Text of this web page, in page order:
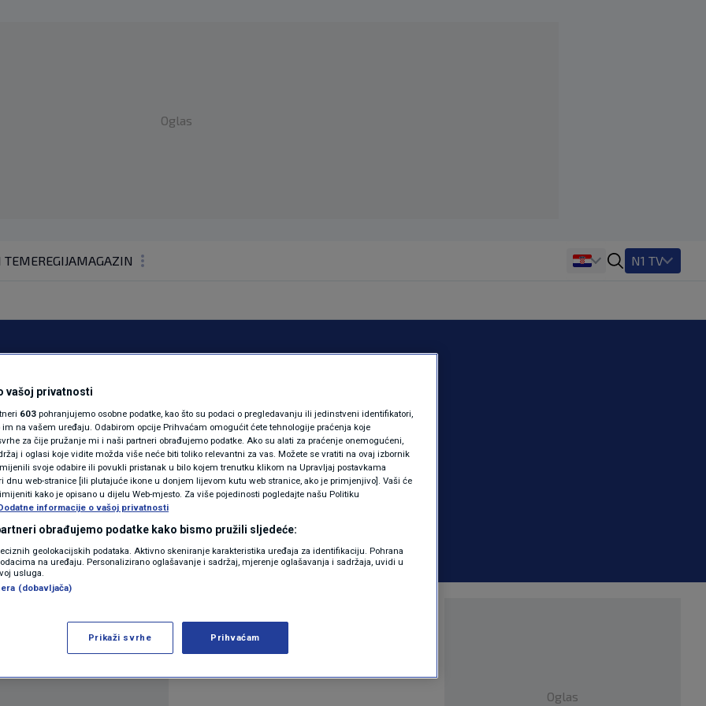
Oglas
TEMEREGIJAMAGAZIN
KOLUMNE
N1(DIS)INFO
FOTO
VIDEO
N1 TV
je Trump, on
oružjem
35 komentara
sudjeluje i hrvatski predsjednik Zoran Milanović, a iz
Oglas
vašoj privatnosti
603 pohranjujemo osobne podatke, kao što su podaci o pregledavanju ili jedinstveni identifikatori,
na vašem uređaju. Odabirom opcije Prihvaćam omogućit ćete tehnologije praćenja koje
za čije pružanje mi i naši partneri obrađujemo podatke. Ako su alati za praćenje onemogućeni,
i oglasi koje vidite možda više neće biti toliko relevantni za vas. Možete se vratiti na ovaj izbornik
svoje odabire ili povukli pristanak u bilo kojem trenutku klikom na Upravljaj postavkama
dnu web-stranice [ili plutajuće ikone u donjem lijevom kutu web stranice, ako je primjenjivo]. Vaši će
kako je opisano u dijelu Web-mjesto. Za više pojedinosti pogledajte našu Politiku
informacije o vašoj privatnosti
obrađujemo podatke kako bismo pružili sljedeće:
geolokacijskih podataka. Aktivno skeniranje karakteristika uređaja za identifikaciju. Pohrana
na uređaju. Personalizirano oglašavanje i sadržaj, mjerenje oglašavanja i sadržaja, uvidi u
usluga.
(dobavljača)
Prikaži svrhe Prihvaćam